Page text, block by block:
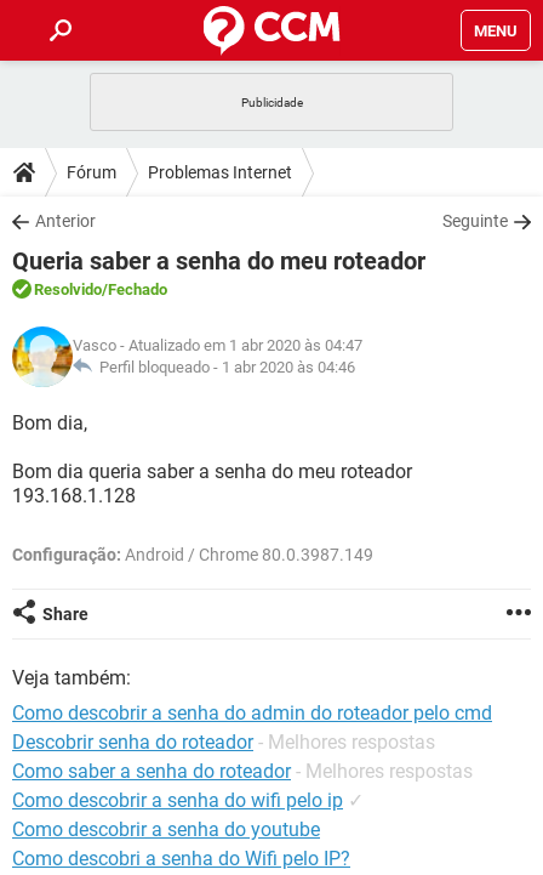
MENU
CELULAR FACEBOOK
OUTLOOK
INSTAGRAM GMAIL
GUIA DE COMPRAS
DICAS
JOGOS WHATSAPP
OUTLOOK
INSTAGRAM
GUIA DE COMPRAS
DOWNLOADS
JOGOS WHATSAPP
CELULAR
OUTLOOK EXCEL
INSTAGRAM
GUIA DE COMPRAS
FÓRUM
JOGOS
CELULAR FACEBOOK
GUIA DE COMPRAS
GLOSSÁRIO
JOGOS
CELULAR
OUTLOOK EXCEL
GUIA DE COMPRAS
Fórum Problemas Internet
Anterior Seguinte
Queria saber a senha do meu roteador
Resolvido/Fechado
Vasco - Atualizado em 1 abr 2020 às 04:47
Perfil bloqueado - 1 abr 2020 às 04:46
Bom dia,
Bom dia queria saber a senha do meu roteador
193.168.1.128
Configuração: Android / Chrome 80.0.3987.149
Share
Veja também:
Como descobrir a senha do admin do roteador pelo cmd
Descobrir senha do roteador - Melhores respostas
Como saber a senha do roteador - Melhores respostas
Como descobrir a senha do wifi pelo ip ✓
Como descobrir a senha do youtube
Como descobri a senha do Wifi pelo IP?